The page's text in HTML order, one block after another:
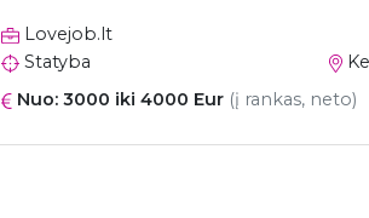
Lovejob.lt
Statyba
Nuo: 3000 iki 4000 Eur (į rankas, neto)